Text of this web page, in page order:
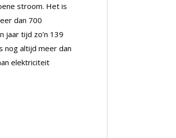
stroom. Het is
dan 700
jaar tijd zo’n 139
nog altijd meer dan
elektriciteit